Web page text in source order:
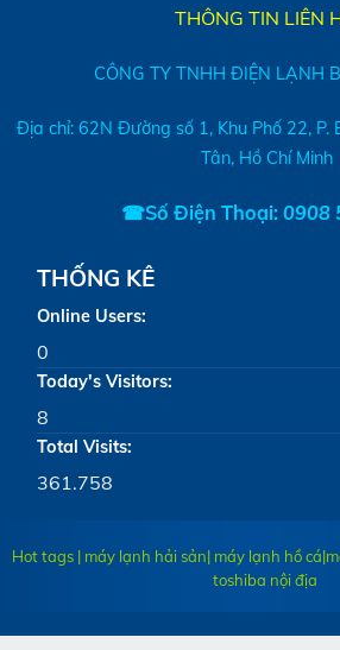
THÔNG TIN LIÊN
CÔNG TY TNHH ĐIỆN LẠNH
Địa chỉ: 62N Đường số 1, Khu Phố 22, P.
Tân, Hồ Chí Minh
☎Số Điện Thoại: 0908
THỐNG KÊ
Online Users:
0
Today's Visitors:
8
Total Visits:
361.758
Hot tags | máy lạnh hải sản| máy lạnh hồ cá|
toshiba nội địa